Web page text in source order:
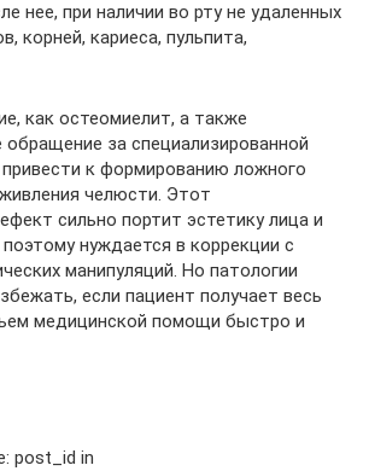
нее, при наличии во рту не удаленных
корней, кариеса, пульпита,
как остеомиелит, а также
обращение за специализированной
к формированию ложного
челюсти. Этот
сильно портит эстетику лица и
нуждается в коррекции с
манипуляций. Но патологии
если пациент получает весь
медицинской помощи быстро и
post_id in